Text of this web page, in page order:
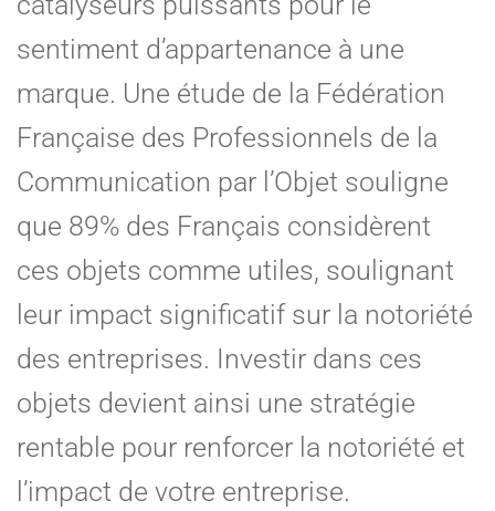
sentiment d’appartenance à une
marque. Une étude de la Fédération
Française des Professionnels de la
Communication par l’Objet souligne
que 89% des Français considèrent
ces objets comme utiles, soulignant
leur impact significatif sur la notoriété
des entreprises. Investir dans ces
objets devient ainsi une stratégie
rentable pour renforcer la notoriété et
l’impact de votre entreprise.